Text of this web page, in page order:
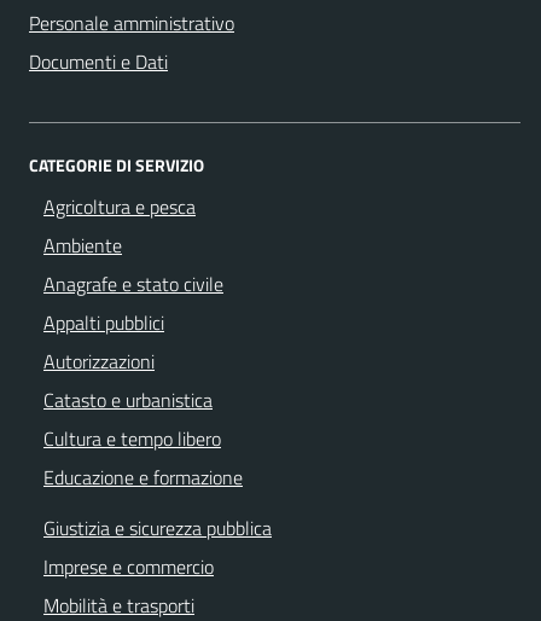
Personale amministrativo
Documenti e Dati
CATEGORIE DI SERVIZIO
Agricoltura e pesca
Ambiente
Anagrafe e stato civile
Appalti pubblici
Autorizzazioni
Catasto e urbanistica
Cultura e tempo libero
Educazione e formazione
Giustizia e sicurezza pubblica
Imprese e commercio
Mobilità e trasporti